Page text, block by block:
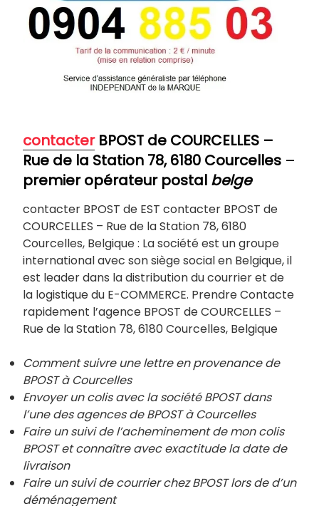
contacterBPOST de COURCELLES –
Rue de la Station 78, 6180 Courcelles –
premier opérateur postal belge
contacter BPOST de EST contacter BPOST de
COURCELLES – Rue de la Station 78, 6180
Courcelles, Belgique : La société est un groupe
international avec son siège social en Belgique, il
est leader dans la distribution du courrier et de
la logistique du E-COMMERCE. Prendre Contacte
rapidement l’agence BPOST de COURCELLES –
Rue de la Station 78, 6180 Courcelles, Belgique
Comment suivre une lettre en provenance de
BPOST à Courcelles
Envoyer un colis avec la société BPOST dans
l’une des agences de BPOST à Courcelles
Faire un suivi de l’acheminement de mon colis
BPOST et connaître avec exactitude la date de
livraison
Faire un suivi de courrier chez BPOST lors de d’un
déménagement